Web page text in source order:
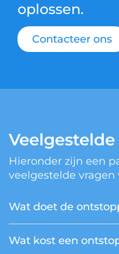
oplossen.
Contacteer ons
Hieronder zijn een
veelgestelde vragen
Wat doet de
Wat kost een